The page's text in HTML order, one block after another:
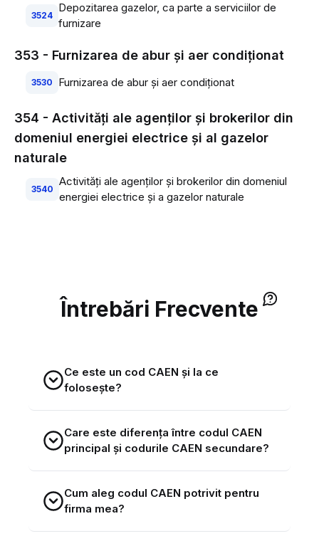
3524
Depozitarea gazelor, ca parte a serviciilor de
furnizare
353 - Furnizarea de abur şi aer condiţionat
3530 Furnizarea de abur şi aer condiţionat
354 - Activităţi ale agenţilor şi brokerilor din
domeniul energiei electrice şi al gazelor
naturale
3540
Activităţi ale agenţilor şi brokerilor din domeniul
energiei electrice şi a gazelor naturale
Întrebări Frecvente
Ce este un cod CAEN și la ce
folosește?
Care este diferența între codul CAEN
principal și codurile CAEN secundare?
Cum aleg codul CAEN potrivit pentru
firma mea?